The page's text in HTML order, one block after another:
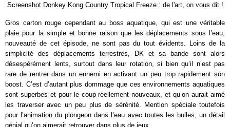
Screenshot Donkey Kong Country Tropical Freeze : de l'art, on vous dit !
Gros carton rouge cependant au boss aquatique, qui est une véritable
plaie pour la simple et bonne raison que les déplacements sous l’eau,
nouveauté de cet épisode, ne sont pas du tout évidents. Loins de la
simplicité des déplacements terrestres, DK et sa bande sont alors
désespérément lents, surtout dans leur rotation, si bien qu’il n’est pas
rare de rentrer dans un ennemi en activant un peu trop rapidement son
boost. C’est d’autant plus dommage que ces environnements aquatiques
sont superbes et pour le coup réellement nouveaux, et qu’on aurait aimé
les traverser avec un peu plus de sérénité. Mention spéciale toutefois
pour l’animation du plongeon dans l’eau avec toutes les bulles, un détail
génial qu’on aimerait retrouver dans plus de jeux.